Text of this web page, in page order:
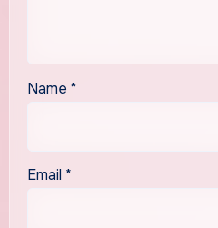
Name *
Email *